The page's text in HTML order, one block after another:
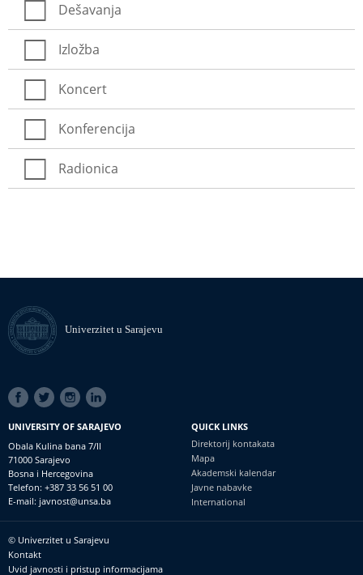
Dešavanja
Izložba
Koncert
Konferencija
Radionica
Univerzitet u Sarajevu
SOCIAL
LINKS
UNIVERSITY OF SARAJEVO
Obala Kulina bana 7/II
71000 Sarajevo
Bosna i Hercegovina
Telefon: +387 33 56 51 00
E-mail: javnost@unsa.ba
QUICK LINKS
Direktorij kontakata
Mapa
Akademski kalendar
Javne nabavke
International
Footer
meni
© Univerzitet u Sarajevu
Kontakt
Uvid javnosti i pristup informacijama